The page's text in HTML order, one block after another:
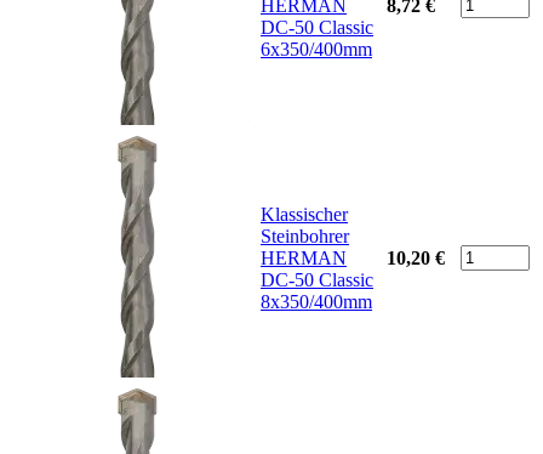
HERMAN
DC-50 Classic
6x350/400mm
8,72 €
Klassischer
Steinbohrer
HERMAN
DC-50 Classic
8x350/400mm
10,20 €